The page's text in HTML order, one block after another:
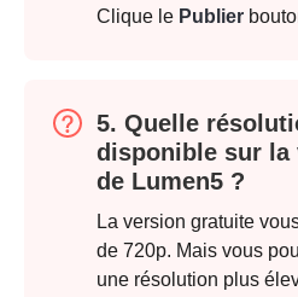
Clique le Publier
5. Quelle
disponible sur
de Lumen5 ?
La version gratuite
de 720p. Mais vous
une résolution plus